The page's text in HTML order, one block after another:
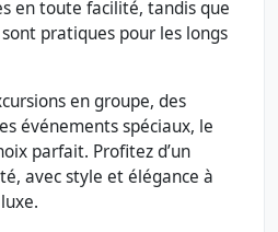
en toute facilité, tandis que
pratiques pour les longs
en groupe, des
événements spéciaux, le
parfait. Profitez d’un
avec style et élégance à